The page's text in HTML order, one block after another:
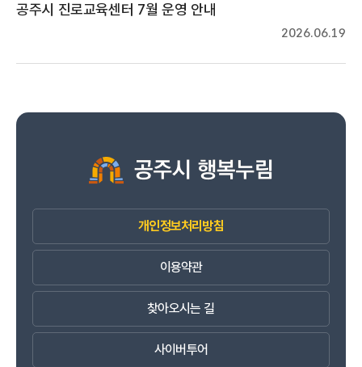
공주시 진로교육센터 7월 운영 안내
2026.06.19
개인정보처리방침
이용약관
찾아오시는 길
사이버투어